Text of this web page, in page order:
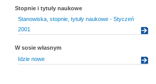
Stopnie i tytuły naukowe
Stanowiska, stopnie, tytuły naukowe - Styczeń
2001
W sosie własnym
Idzie nowe